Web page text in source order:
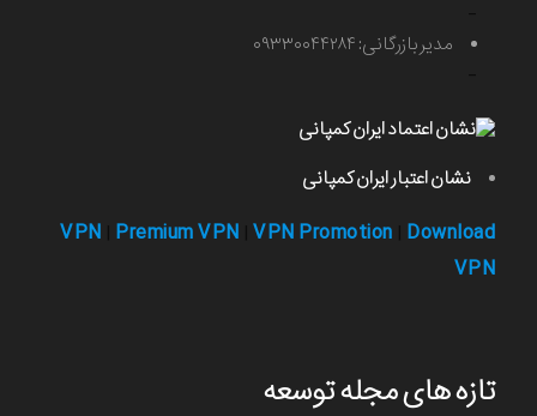
مدیر بازرگانی: ۰۹۳۳۰۰۴۴۲۸۴
نشان اعتبار ایران کمپانی
VPN Premium VPN VPN Promotion Download
VPN
تازه های مجله توسعه